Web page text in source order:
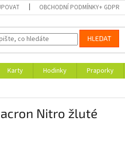
OBCHODNÍ PODMÍNKY+ GDPR
HLEDAT
Karty Hodinky Praporky
Nitro žluté